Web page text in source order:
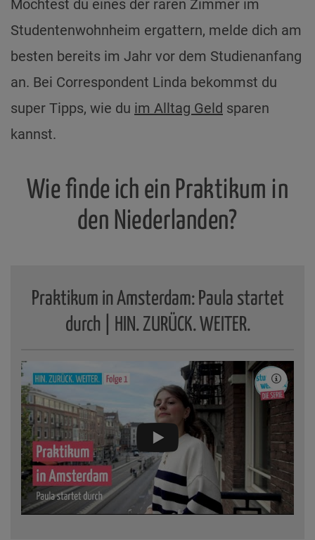
Möchtest du eines der raren Zimmer im
Studentenwohnheim ergattern, melde dich am
besten bereits im Jahr vor dem Studienanfang
an. Bei Correspondent Linda bekommst du
super Tipps, wie du im Alltag Geld sparen
kannst.
Wie finde ich ein Praktikum in
den Niederlanden?
Praktikum in Amsterdam: Paula startet
durch | HIN. ZURÜCK. WEITER.
YouTube
Video